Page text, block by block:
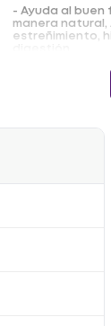
- Ayuda al
manera natural,
estreñimiento,
Administración
Componente
Registro
la mala salud
Consulta con
iniciar el